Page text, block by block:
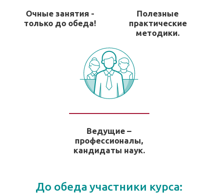
Очные занятия -
только до обеда!
Полезные
практические
методики.
Ведущие –
профессионалы,
кандидаты наук.
До обеда участники курса: